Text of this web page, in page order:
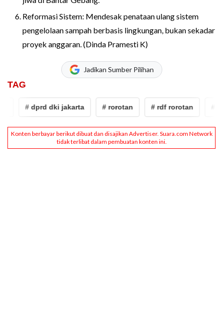
Reformasi Sistem: Mendesak penataan ulang sistem
pengelolaan sampah berbasis lingkungan, bukan sekadar
proyek anggaran. (Dinda Pramesti K)
Jadikan Sumber Pilihan
TAG
# dprd dki jakarta # rorotan # rdf rorotan #